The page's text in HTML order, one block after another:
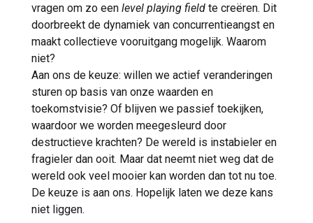
vragen om zo een level playing field te creëren. Dit
doorbreekt de dynamiek van concurrentieangst en
maakt collectieve vooruitgang mogelijk. Waarom
niet?
Aan ons de keuze: willen we actief veranderingen
sturen op basis van onze waarden en
toekomstvisie? Of blijven we passief toekijken,
waardoor we worden meegesleurd door
destructieve krachten? De wereld is instabieler en
fragieler dan ooit. Maar dat neemt niet weg dat de
wereld ook veel mooier kan worden dan tot nu toe.
De keuze is aan ons. Hopelijk laten we deze kans
niet liggen.